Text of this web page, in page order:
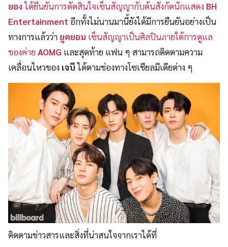
ยองได้ยืนยันการตัดสินใจเซ็นสัญญากับต้นสังกัดนักแสดง BH
Entertainment อีกทั้งไม่นานมานี้ยังได้มีการยืนยันอย่างเป็น
ทางการแล้วว่า ยูคยอม เซ็นสัญญาเป็นศิลปินภายใต้การดูแล
ของค่าย AOMG และสุดท้าย แฟน ๆ สามารถติดตามความ
เคลื่อนไหวของ เจบีได้ตามช่องทางโซเชียลมีเดียต่าง ๆ
ติดตามข่าวสารและสิ่งที่น่าสนใจจากเราได้ที่